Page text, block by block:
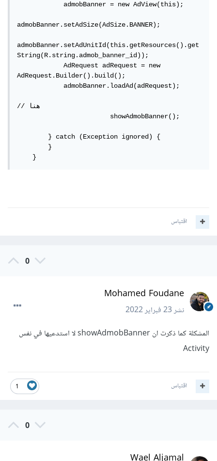
            admobBanner = new AdView(this);
admobBanner.setAdSize(AdSize.BANNER);
admobBanner.setAdUnitId(this.getResources().get
String(R.string.admob_banner_id));
            AdRequest adRequest = new
AdRequest.Builder().build();
            admobBanner.loadAd(adRequest);
// هنا
			showAdmobBanner();
        } catch (Exception ignored) {
        }
    }
اقتباس
0
Mohamed Foudane
نشر23 فبراير 2022
المشكلة كما ذكرت ان showAdmobBanner لا استدعيها في نفس
Activity
1 اقتباس
0